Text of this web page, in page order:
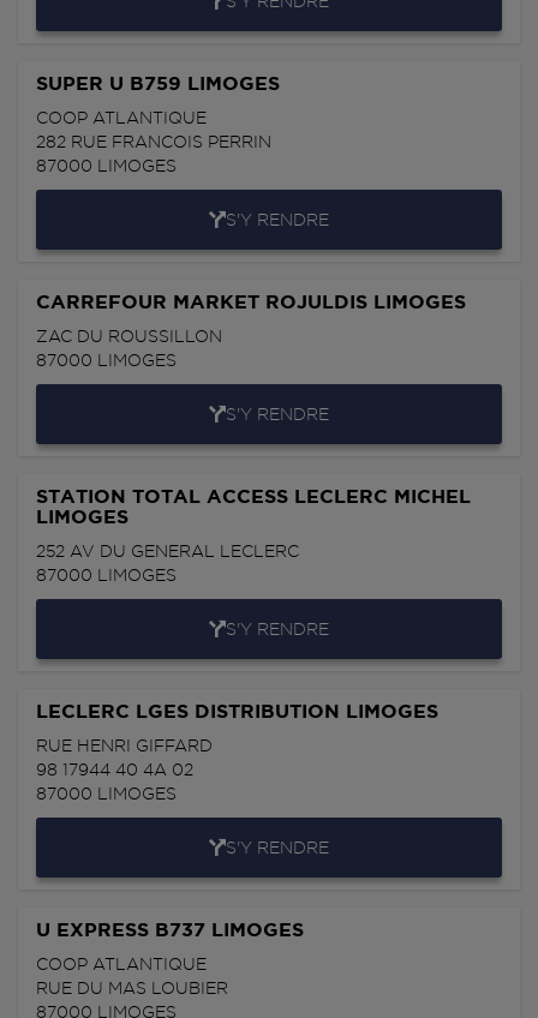
SUPER U B759 LIMOGES
COOP ATLANTIQUE
282 RUE FRANCOIS PERRIN
87000 LIMOGES
S'Y RENDRE
CARREFOUR MARKET ROJULDIS LIMOGES
ZAC DU ROUSSILLON
87000 LIMOGES
S'Y RENDRE
STATION TOTAL ACCESS LECLERC MICHEL
LIMOGES
252 AV DU GENERAL LECLERC
87000 LIMOGES
S'Y RENDRE
LECLERC LGES DISTRIBUTION LIMOGES
RUE HENRI GIFFARD
98 17944 40 4A 02
87000 LIMOGES
S'Y RENDRE
U EXPRESS B737 LIMOGES
COOP ATLANTIQUE
RUE DU MAS LOUBIER
87000 LIMOGES